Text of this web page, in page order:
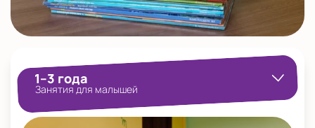
1–3 года
Занятия для малышей